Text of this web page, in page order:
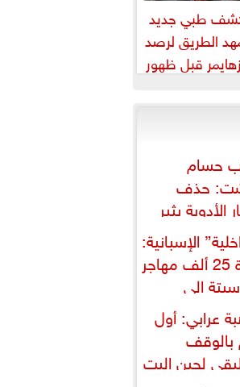
طبي جديد
الطريق لرصد
قبل ظهور
حسام
حذف
الأدوية يثير
حقالإسبانية:
إعادة 25 ألف مهاجر
إلى
عرابي: أول
لحين البت